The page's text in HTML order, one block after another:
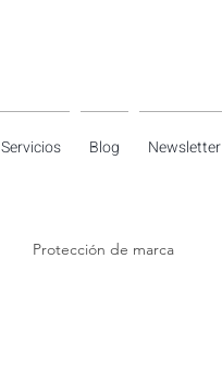
Servicios Blog Newsletter
Protección de marca